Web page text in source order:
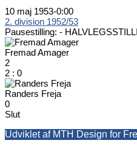
10 maj 1953-0:00
2. division 1952/53
Pausestilling: -
Fremad Amager
2
2 : 0
Randers Freja
0
Slut
Udviklet af MTH Design for